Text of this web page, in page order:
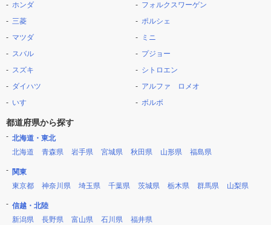
ホンダ
三菱
マツダ
スバル
スズキ
ダイハツ
いすゞ
フォルクスワーゲン
ポルシェ
ミニ
プジョー
シトロエン
アルファ ロメオ
ボルボ
都道府県から探す
北海道・東北
北海道
青森県 岩手県 宮城県 秋田県 山形県 福島県
関東
東京都
神奈川県 埼玉県 千葉県 茨城県 栃木県 群馬県 山梨県
信越・北陸
新潟県
長野県 富山県 石川県 福井県